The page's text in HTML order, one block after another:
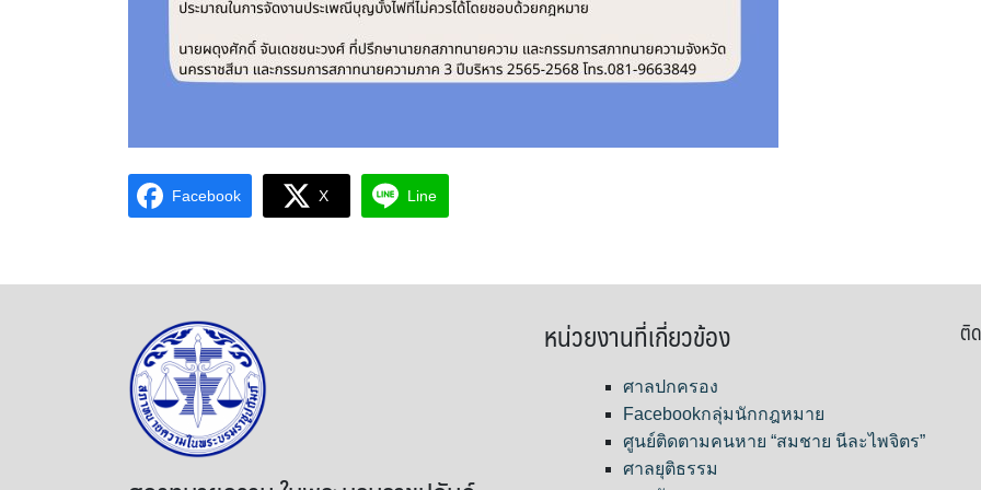
Facebook X Line
หน่วยงานที่เกี่ยวข้อง
ศาลปกครอง
Facebookกลุ่มนักกฎหมาย
ศูนย์ติดตามคนหาย “สมชาย นีละไพจิตร”
ศาลยุติธรรม
ติ